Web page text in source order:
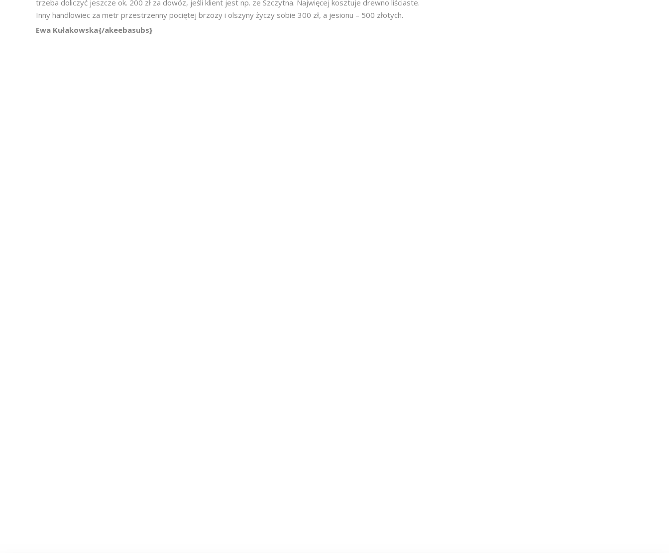
trzeba doliczyć jeszcze ok. 200 zł za dowóz, jeśli klient jest np. ze Szczytna. Najwięcej kosztuje drewno liściaste.
Inny handlowiec za metr przestrzenny pociętej brzozy i olszyny życzy sobie 300 zł, a jesionu – 500 złotych.
Ewa Kułakowska{/akeebasubs}